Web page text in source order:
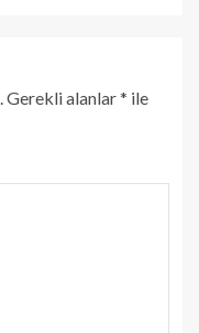
Gerekli alanlar* ile